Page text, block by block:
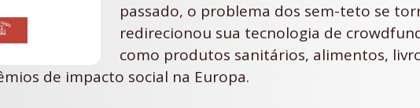
passado, o problema dos sem-teto se
redirecionou sua tecnologia de
como produtos sanitários, alimentos,
de impacto social na Europa.